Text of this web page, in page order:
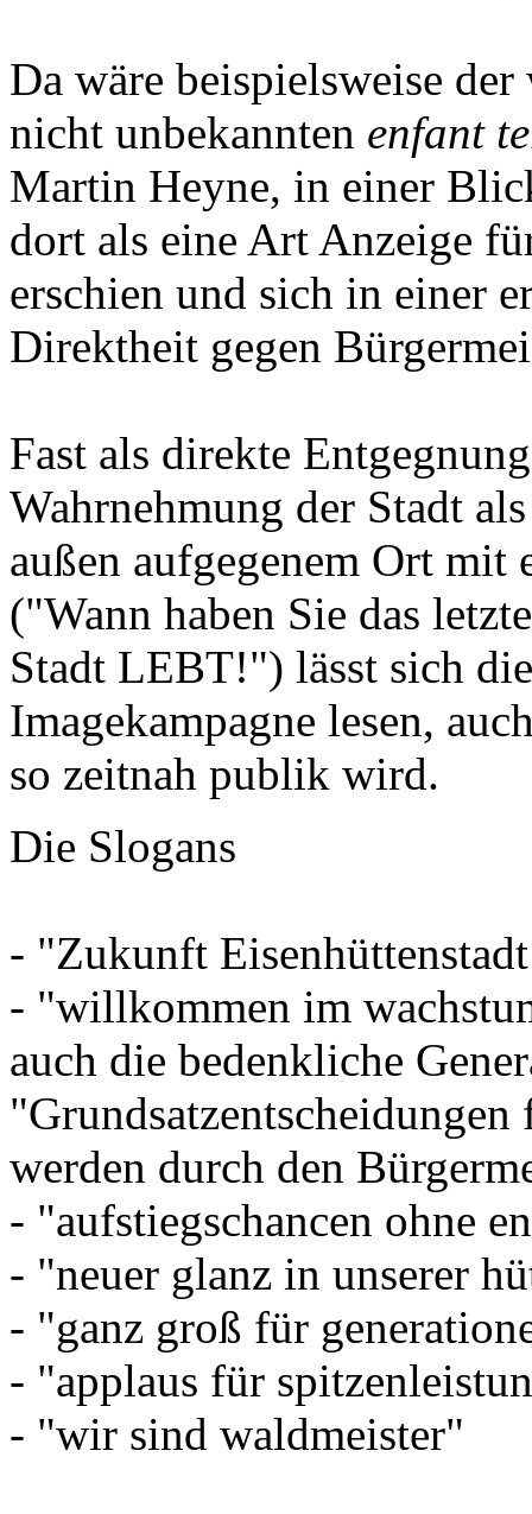
Da wäre beispielsweise
nicht unbekannten enfant
Martin Heyne, in einer
dort als eine Art Anzeige
erschien und sich in einer
Direktheit gegen
Fast als direkte
Wahrnehmung der Stadt
außen aufgegenem Ort
("Wann haben Sie das
Stadt LEBT!") lässt sich
Imagekampagne lesen,
so zeitnah publik wird.
Die Slogans
- "Zukunft
- "willkommen im
auch die bedenkliche
werden durch den
- "aufstiegschancen ohne
- "neuer glanz in unserer
- "ganz groß für
- "applaus für
- "wir sind waldmeister"